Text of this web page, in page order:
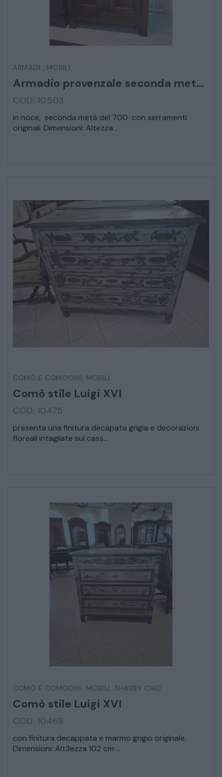
SALE DA PRANZO E SOGGIORNO
SALE DA PRANZO – STUDIO UFFICIO
ARREDO DA GIARDINO
DECORAZIONI OGGETTISTICA ILLUMINAZIONE
MATERIALI E STRUTTURE
MODERNARIATO
STRUMENTI MUSICALI
VEICOLI D’EPOCA
ARMADI MOBILI
Armadio provenzale seconda metà 700
COD: 10503
in noce, seconda metà del 700 con serramenti
originali. Dimensioni: Altezza...
COMÒ E COMODINI MOBILI
Comò stile Luigi XVI
COD: 10475
presenta una finitura decapata grigia e decorazioni
floreali intagliate sui cass...
COMÒ E COMODINI MOBILI SHABBY CHIC
Comò stile Luigi XVI
COD: 10469
con finitura decappata e marmo grigio originale.
Dimensioni: Alt3ezza 102 cm ...